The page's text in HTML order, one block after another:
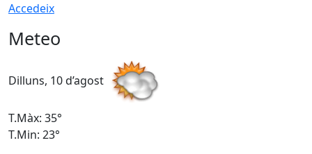
Accedeix
Meteo
Dilluns, 10 d’agost
T.Màx: 35°
T.Min: 23°